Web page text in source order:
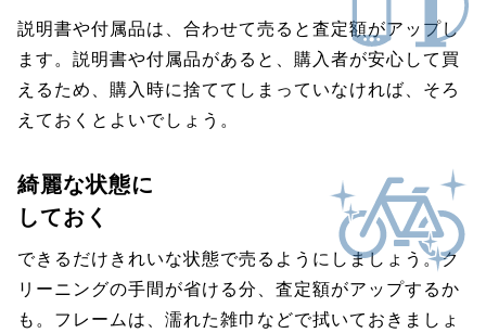
説明書や付属品は、合わせて売ると査定額がアップし
ます。説明書や付属品があると、購入者が安心して買
えるため、購入時に捨ててしまっていなければ、そろ
えておくとよいでしょう。
綺麗な状態に
しておく
できるだけきれいな状態で売るようにしましょう。ク
リーニングの手間が省ける分、査定額がアップするか
も。フレームは、濡れた雑巾などで拭いておきましょ